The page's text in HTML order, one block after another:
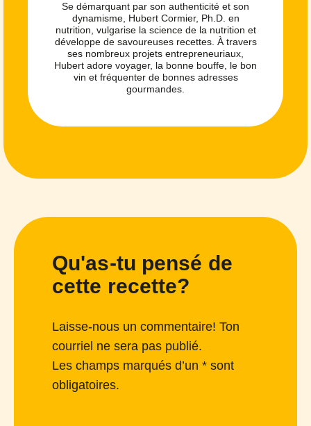
Se démarquant par son authenticité et son
dynamisme, Hubert Cormier, Ph.D. en
nutrition, vulgarise la science de la nutrition et
développe de savoureuses recettes. À travers
ses nombreux projets entrepreneuriaux,
Hubert adore voyager, la bonne bouffe, le bon
vin et fréquenter de bonnes adresses
gourmandes.
Qu'as-tu pensé de
cette recette?
Laisse-nous un commentaire! Ton
courriel ne sera pas publié.
Les champs marqués d’un * sont
obligatoires.